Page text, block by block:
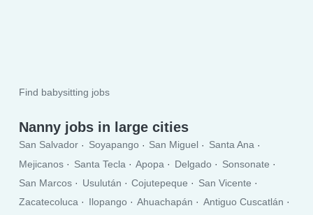
Find babysitting jobs
Nanny jobs in large cities
San Salvador Soyapango San Miguel
Santa Ana
Mejicanos
Santa Tecla Apopa Delgado
Sonsonate
San Marcos
Usulután Cojutepeque
San Vicente
Zacatecoluca
Ilopango Ahuachapán
Antiguo Cuscatlán